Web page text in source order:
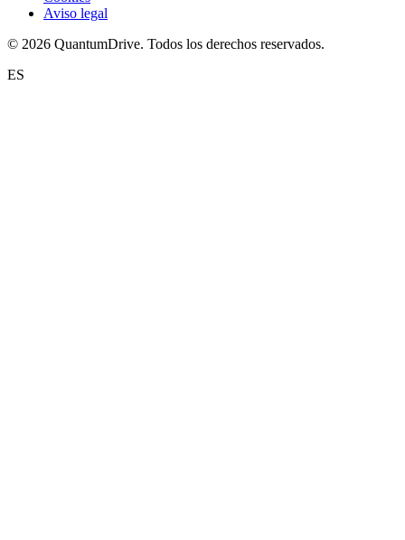
Aviso legal
© 2026 QuantumDrive. Todos los derechos reservados.
ES